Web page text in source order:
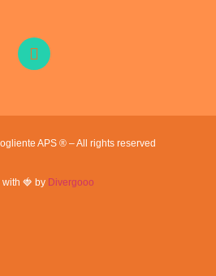
APS ® – All rights reserved
with 🍓 by Divergooo